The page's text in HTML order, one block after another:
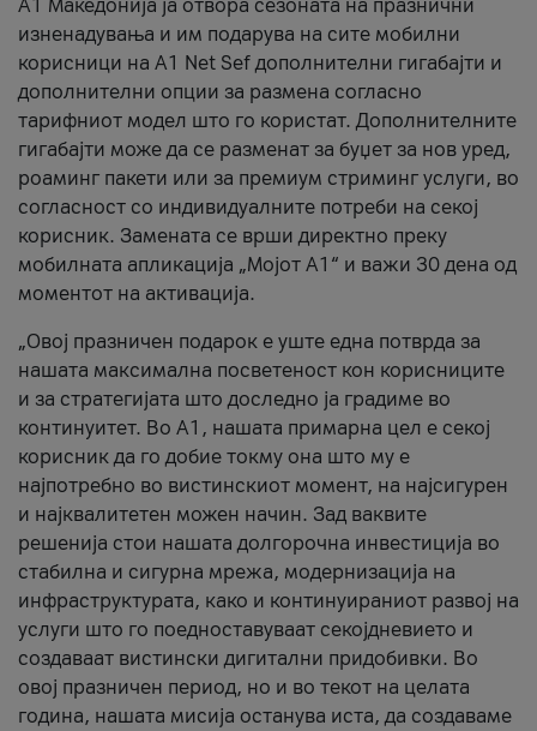
А1 Македонија ја отвора сезоната на празнични
изненадувања и им подарува на сите мобилни
корисници на A1 Net Sef дополнителни гигабајти и
дополнителни опции за размена согласно
тарифниот модел што го користат. Дополнителните
гигабајти може да се разменат за буџет за нов уред,
роаминг пакети или за премиум стриминг услуги, во
согласност со индивидуалните потреби на секој
корисник. Замената се врши директно преку
мобилната апликација „Мојот А1“ и важи 30 дена од
моментот на активација.
„Овој празничен подарок е уште една потврда за
нашата максимална посветеност кон корисниците
и за стратегијата што доследно ја градиме во
континуитет. Во А1, нашата примарна цел е секој
корисник да го добие токму она што му е
најпотребно во вистинскиот момент, на најсигурен
и најквалитетен можен начин. Зад ваквите
решенија стои нашата долгорочна инвестиција во
стабилна и сигурна мрежа, модернизација на
инфраструктурата, како и континуираниот развој на
услуги што го поедноставуваат секојдневието и
создаваат вистински дигитални придобивки. Во
овој празничен период, но и во текот на целата
година, нашата мисија останува иста, да создаваме